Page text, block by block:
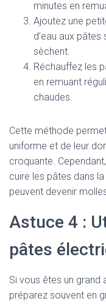
minutes en
Ajoutez une
d’eau aux pâtes
sèchent.
Réchauffez les
en remuant
chaudes.
Cette méthode
uniforme et de leur
croquante.
cuire les pâtes dans
peuvent devenir
Astuce 4 :
pâtes
Si vous êtes un grand
préparez souvent en